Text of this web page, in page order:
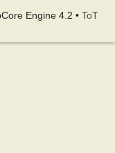
Engine 4.2 • ToT